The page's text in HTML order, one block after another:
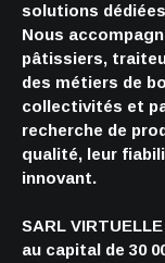
solutions
Nous
pâtissiers,
des métiers de
collectivités et
recherche de
qualité, leur
innovant.
SARL VIRTUELLE
au capital de 30